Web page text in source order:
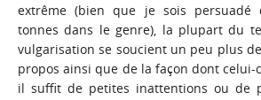
extrême (bien que je sois persuadé
tonnes dans le genre), la plupart du
vulgarisation se soucient un peu plus
propos ainsi que de la façon dont celui-
il suffit de petites inattentions ou de